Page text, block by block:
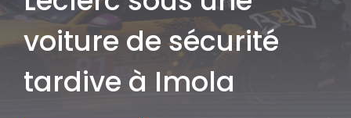
voiture de sécurité
tardive à Imola